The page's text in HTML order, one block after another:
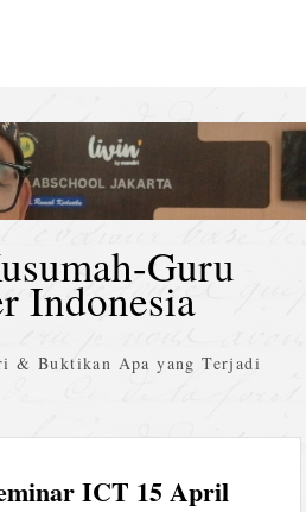
Guru
Indonesia
& Buktikan Apa yang Terjadi
ICT 15 April